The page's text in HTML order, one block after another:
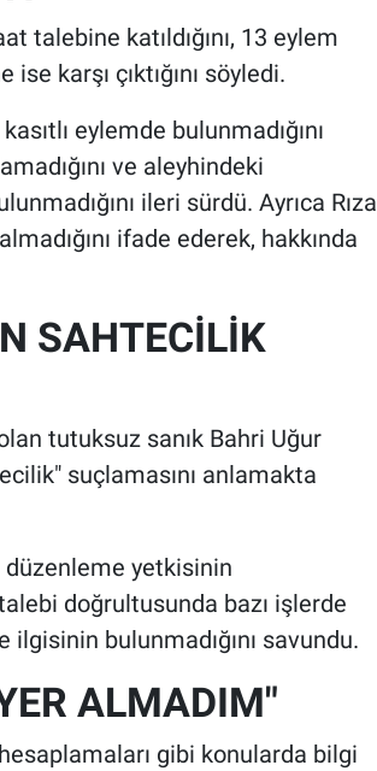
talebine katıldığını, 13 eylem
karşı çıktığını söyledi.
eylemde bulunmadığını
ve aleyhindeki
ileri sürdü. Ayrıca Rıza
ifade ederek, hakkında
SAHTECİLİK
tutuksuz sanık Bahri Uğur
suçlamasını anlamakta
düzenleme yetkisinin
talebi doğrultusunda bazı işlerde
bulunmadığını savundu.
ALMADIM"
gibi konularda bilgi